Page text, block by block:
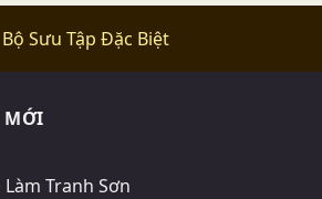
Bộ Sưu Tập Đặc Biệt
MỚI
Tranh Sơn